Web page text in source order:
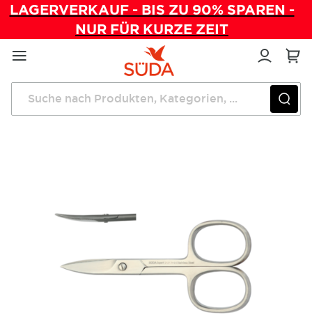
LAGERVERKAUF - BIS ZU 90% SPAREN -
NUR FÜR KURZE ZEIT
Direkt
zum
Inhalt
Startseite Instrumente SÜDA Expert Nagelschere gebogen